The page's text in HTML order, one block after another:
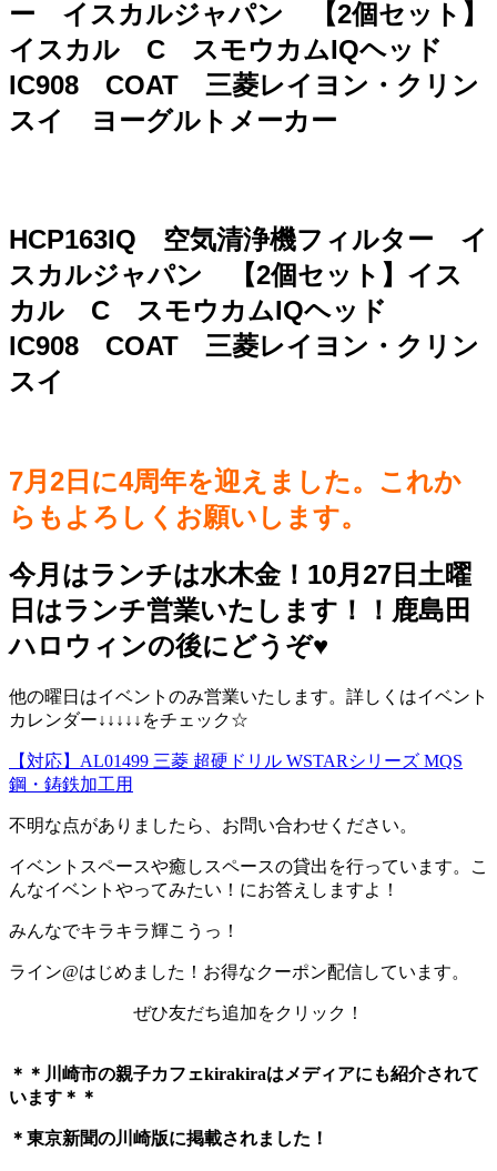
ー イスカルジャパン 【2個セット】
イスカル C スモウカムIQヘッド
IC908 COAT 三菱レイヨン・クリン
スイ ヨーグルトメーカー
HCP163IQ 空気清浄機フィルター イ
スカルジャパン 【2個セット】イス
カル C スモウカムIQヘッド
IC908 COAT 三菱レイヨン・クリン
スイ
7月2日に4周年を迎えました。これか
らもよろしくお願いします。
今月はランチは水木金！10月27日土曜
日はランチ営業いたします！！鹿島田
ハロウィンの後にどうぞ♥️
他の曜日はイベントのみ営業いたします。詳しくはイベント
カレンダー↓↓↓↓↓をチェック☆
【対応】AL01499 三菱 超硬ドリル WSTARシリーズ MQS
鋼・鋳鉄加工用
不明な点がありましたら、お問い合わせください。
イベントスペースや癒しスペースの貸出を行っています。こ
んなイベントやってみたい！にお答えしますよ！
みんなでキラキラ輝こうっ！
ライン@はじめました！お得なクーポン配信しています。
ぜひ友だち追加をクリック！
＊＊川崎市の親子カフェkirakiraは メディアにも紹介されて
います＊＊
＊東京新聞の川崎版に掲載されました！